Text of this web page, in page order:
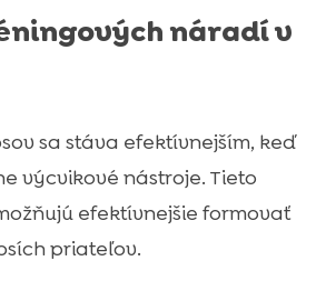
náradí v
sa stáva efektívnejším, keď
výcvikové nástroje. Tieto
efektívnejšie formovať
priateľov.